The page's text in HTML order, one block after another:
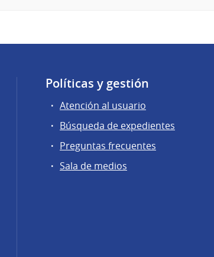
Políticas y gestión
Atención al usuario
Búsqueda de expedientes
Preguntas frecuentes
Sala de medios